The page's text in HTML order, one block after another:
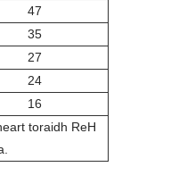
47
35
27
24
16
toraidh ReH